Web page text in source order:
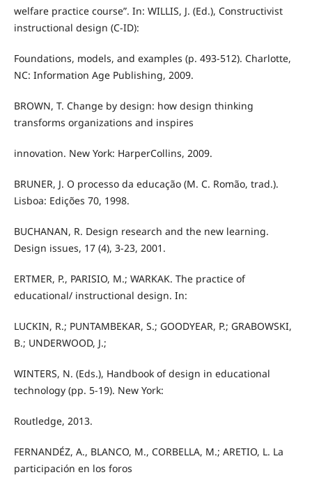
welfare practice course”. In: WILLIS, J. (Ed.), Constructivist
instructional design (C-ID):
Foundations, models, and examples (p. 493-512). Charlotte,
NC: Information Age Publishing, 2009.
BROWN, T. Change by design: how design thinking
transforms organizations and inspires
innovation. New York: HarperCollins, 2009.
BRUNER, J. O processo da educação (M. C. Romão, trad.).
Lisboa: Edições 70, 1998.
BUCHANAN, R. Design research and the new learning.
Design issues, 17 (4), 3-23, 2001.
ERTMER, P., PARISIO, M.; WARKAK. The practice of
educational/ instructional design. In:
LUCKIN, R.; PUNTAMBEKAR, S.; GOODYEAR, P.; GRABOWSKI,
B.; UNDERWOOD, J.;
WINTERS, N. (Eds.), Handbook of design in educational
technology (pp. 5-19). New York:
Routledge, 2013.
FERNANDÉZ, A., BLANCO, M., CORBELLA, M.; ARETIO, L. La
participación en los foros